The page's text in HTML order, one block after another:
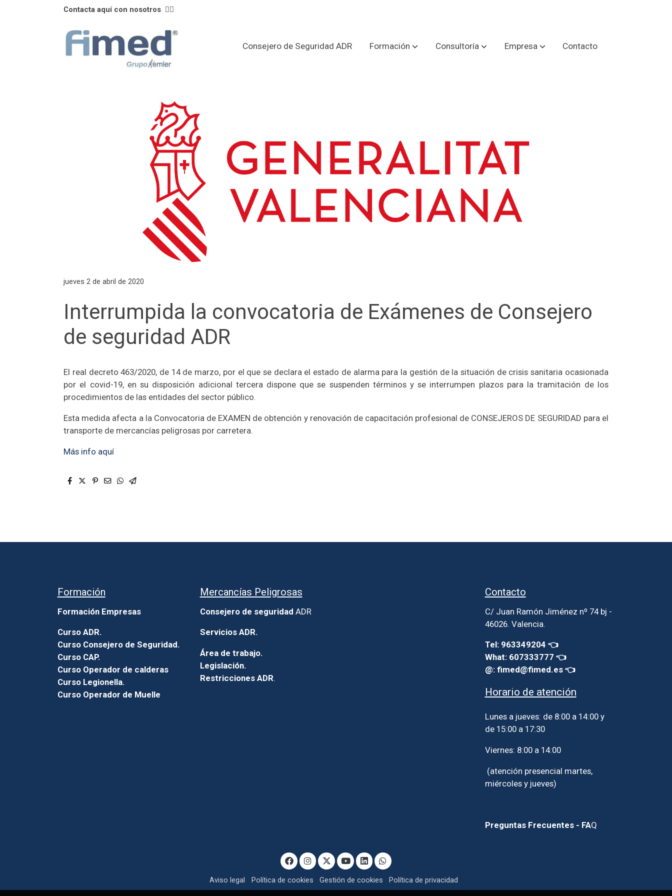
Contacta aquí con nosotros 👈🏼
Consejero de Seguridad ADR Formación Consultoría Empresa Contacto
jueves 2 de abril de 2020
Interrumpida la convocatoria de Exámenes de Consejero
de seguridad ADR
El real decreto 463/2020, de 14 de marzo, por el que se declara el estado de alarma para la gestión de la situación de crisis sanitaria ocasionada
por el covid-19, en su disposición adicional tercera dispone que se suspenden términos y se interrumpen plazos para la tramitación de los
procedimientos de las entidades del sector público.
Esta medida afecta a la Convocatoria de EXAMEN de obtención y renovación de capacitación profesional de CONSEJEROS DE SEGURIDAD para el
transporte de mercancías peligrosas por carretera.
Más info aquí
Formación
Formación Empresas
Curso ADR.
Curso Consejero de Seguridad.
Curso CAP.
Curso Operador de calderas
Curso Legionella.
Curso Operador de Muelle
Mercancías Peligrosas
Consejero de seguridad ADR
Servicios ADR.
Área de trabajo.
Legislación.
Restricciones ADR.
Contacto
C/ Juan Ramón Jiménez nº 74 bj -
46026. Valencia.
Tel: 963349204 👈
What: 607333777 👈
@: fimed@fimed.es 👈
Horario de atención
Lunes a jueves: de 8:00 a 14:00 y
de 15:00 a 17:30
Viernes: 8:00 a 14:00
(atención presencial martes,
miércoles y jueves)
Preguntas Frecuentes - FAQ
Aviso legal Política de cookies Gestión de cookies Política de privacidad